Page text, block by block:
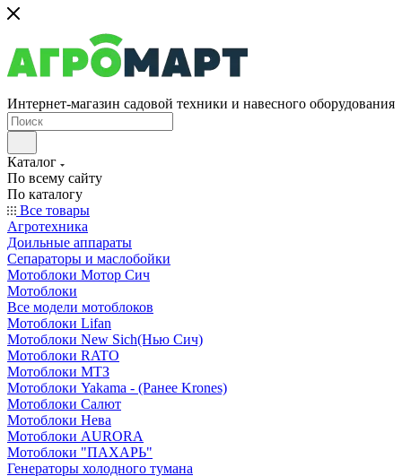
Интернет-магазин садовой техники и навесного оборудования
Каталог
По всему сайту
По каталогу
Все товары
Агротехника
Доильные аппараты
Сепараторы и маслобойки
Мотоблоки Мотор Сич
Мотоблоки
Все модели мотоблоков
Мотоблоки Lifan
Мотоблоки New Sich(Нью Сич)
Мотоблоки RATO
Мотоблоки МТЗ
Мотоблоки Yakama - (Ранее Krones)
Мотоблоки Салют
Мотоблоки Нева
Мотоблоки AURORA
Мотоблоки "ПАХАРЬ"
Генераторы холодного тумана